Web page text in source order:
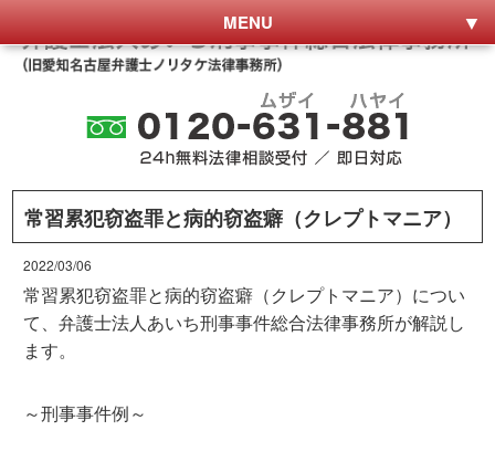
MENU
常習累犯窃盗罪と病的窃盗癖（クレプトマニア）
2022/03/06
常習累犯窃盗罪と病的窃盗癖（クレプトマニア）につい
て、弁護士法人あいち刑事事件総合法律事務所が解説し
ます。
～刑事事件例～